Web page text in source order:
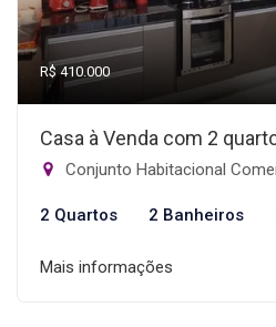
R$ 410.000
Casa à Venda com 2
Conjunto Habitacional Comendador
2 Quartos 2 Banheiros
Mais informações